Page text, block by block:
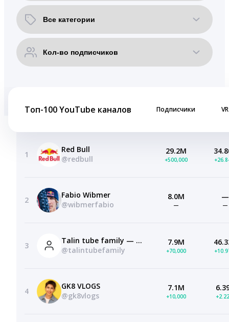
Топ-100 YouTube каналов Подписчики VR
1
Red Bull
@redbull
29.2M
+500,000
2
Fabio Wibmer
@wibmerfabio
8.0M
—
—
—
3
Talin tube family — عائلة تالين تيوب
@talintubefamily
7.9M
+70,000
4
GK8 VLOGS
@gk8vlogs
7.1M
+10,000